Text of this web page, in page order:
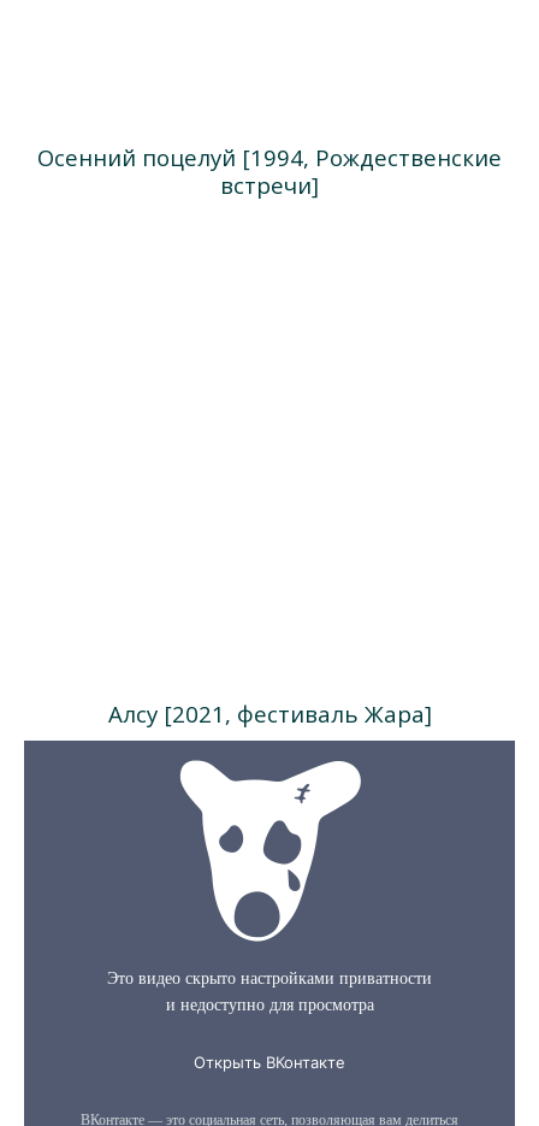
Осенний поцелуй [1994, Рождественские
встречи]
Алсу [2021, фестиваль Жара]